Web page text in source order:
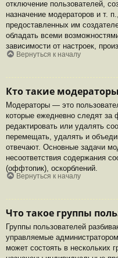
отключение пользователей,
назначение модераторов и т.
предоставленных им
обладать всеми
зависимости от настроек,
Вернуться к началу
Кто такие
Модераторы — это
которые ежедневно следят
редактировать или удалять
перемещать, удалять и
отвечают. Основные задачи
несоответствия содержания
(оффтопик), оскорблений.
Вернуться к началу
Что такое группы
Группы пользователей
управляемые
может состоять в нескольких